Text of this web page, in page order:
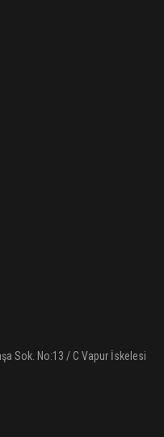
Sok. No:13 / C Vapur İskelesi